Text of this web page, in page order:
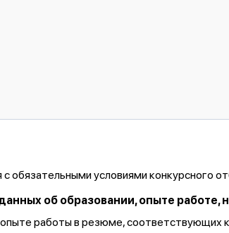
обязательными условиями конкурсного
об образовании, опыте работе,
работы в резюме,